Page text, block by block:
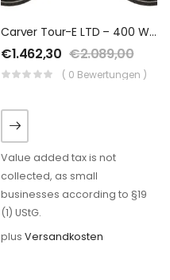
Carver Tour-E LTD – 400 Wh – 2021 – 28 Zoll – Diamant
€1.462,30 €2.089,00
( 0 Bewertungen )
Value added tax is not
collected, as small
businesses according to §19
(1) UStG.
plus Versandkosten